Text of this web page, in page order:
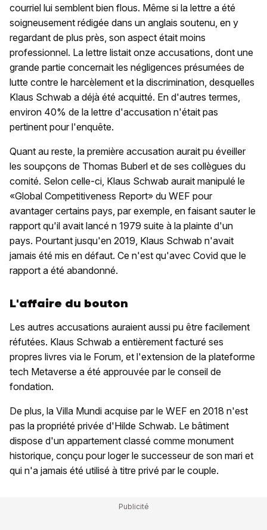
courriel lui semblent bien flous. Même si la lettre a été
soigneusement rédigée dans un anglais soutenu, en y
regardant de plus près, son aspect était moins
professionnel. La lettre listait onze accusations, dont une
grande partie concernait les négligences présumées de
lutte contre le harcèlement et la discrimination, desquelles
Klaus Schwab a déjà été acquitté. En d'autres termes,
environ 40% de la lettre d'accusation n'était pas
pertinent pour l'enquête.
Quant au reste, la première accusation aurait pu éveiller
les soupçons de Thomas Buberl et de ses collègues du
comité. Selon celle-ci, Klaus Schwab aurait manipulé le
«Global Competitiveness Report» du WEF pour
avantager certains pays, par exemple, en faisant sauter le
rapport qu'il avait lancé n 1979 suite à la plainte d'un
pays. Pourtant jusqu'en 2019, Klaus Schwab n'avait
jamais été mis en défaut. Ce n'est qu'avec Covid que le
rapport a été abandonné.
L'affaire du bouton
Les autres accusations auraient aussi pu être facilement
réfutées. Klaus Schwab a entièrement facturé ses
propres livres via le Forum, et l'extension de la plateforme
tech Metaverse a été approuvée par le conseil de
fondation.
De plus, la Villa Mundi acquise par le WEF en 2018 n'est
pas la propriété privée d'Hilde Schwab. Le bâtiment
dispose d'un appartement classé comme monument
historique, conçu pour loger le successeur de son mari et
qui n'a jamais été utilisé à titre privé par le couple.